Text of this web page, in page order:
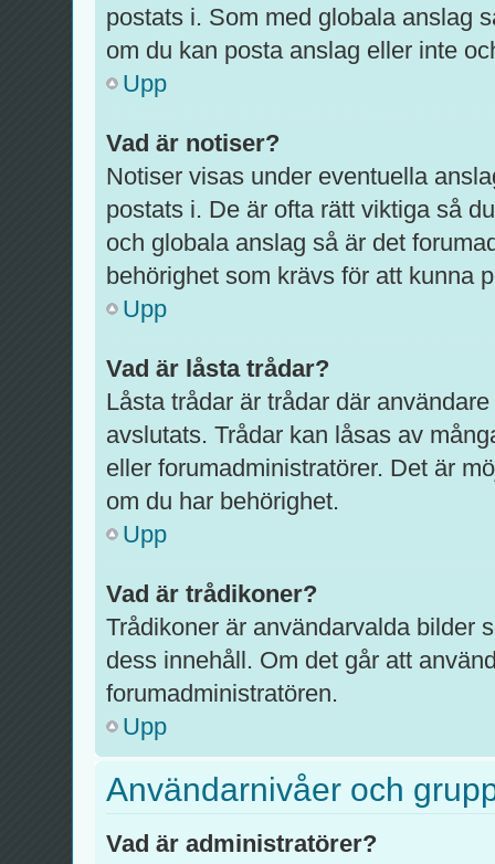
postats i. Som med globala anslag
om du kan posta anslag eller inte
Upp
Vad är notiser?
Notiser visas under eventuella
postats i. De är ofta rätt viktiga så
och globala anslag så är det
behörighet som krävs för att kunna
Upp
Vad är låsta trådar?
Låsta trådar är trådar där
avslutats. Trådar kan låsas av
eller forumadministratörer. Det är
om du har behörighet.
Upp
Vad är trådikoner?
Trådikoner är användarvalda bilder
dess innehåll. Om det går att
forumadministratören.
Upp
Användarnivåer och
Vad är administratörer?